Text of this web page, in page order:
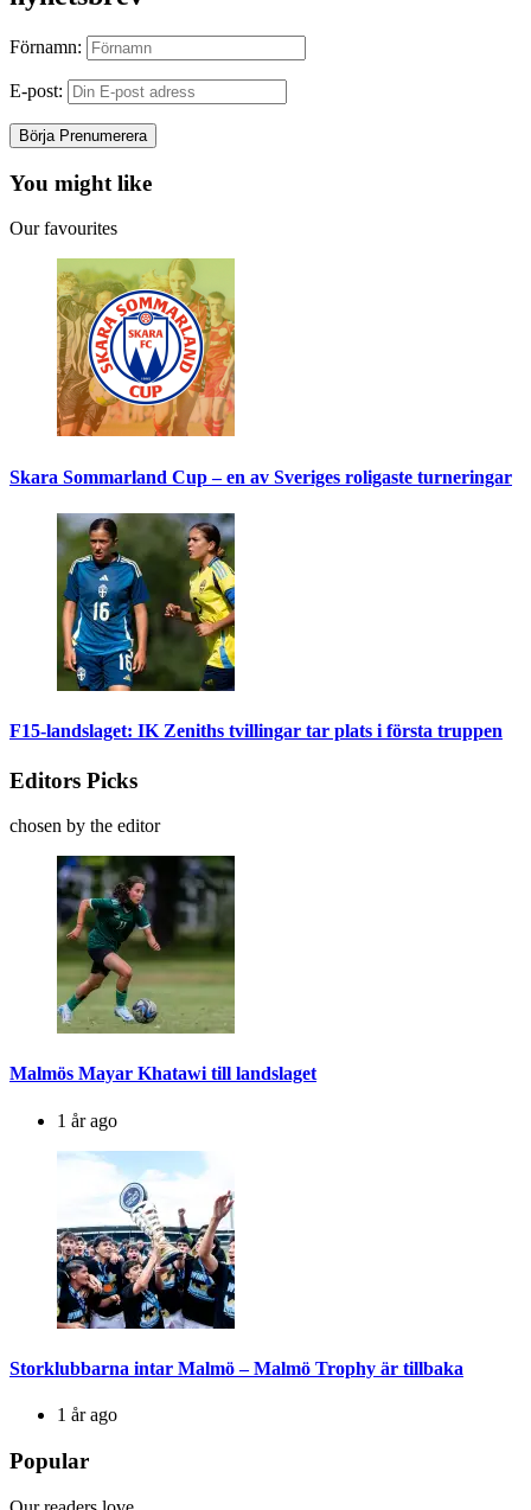
Förnamn:
E-post:
You might like
Our favourites
Skara Sommarland Cup – en av Sveriges roligaste turneringar
F15-landslaget: IK Zeniths tvillingar tar plats i första truppen
Editors Picks
chosen by the editor
Malmös Mayar Khatawi till landslaget
1 år ago
Storklubbarna intar Malmö – Malmö Trophy är tillbaka
1 år ago
Popular